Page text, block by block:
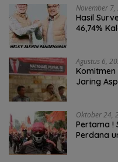
November 7,
Hasil
46,74%
Agustus 6,
Komitmen
Jaring
Oktober 24,
Pertama !
Perdana